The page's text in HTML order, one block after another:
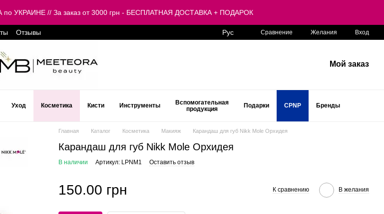
по УКРАИНЕ // За заказ от 3000 грн - БЕСПЛАТНАЯ ДОСТАВКА + ПОДАРОК
Отзывы Рус Сравнение Желания Вход
Мой заказ
Уход Косметика Кисти Инструменты
Вспомогательная
продукция
Подарки CPNP Бренды
Главная Каталог Косметика Макияж Карандаш для губ Nikk Mole Орхидея
Карандаш для губ Nikk Mole Орхидея
В наличии Артикул: LPNM1 Оставить отзыв
150.00 грн К сравнению В желания